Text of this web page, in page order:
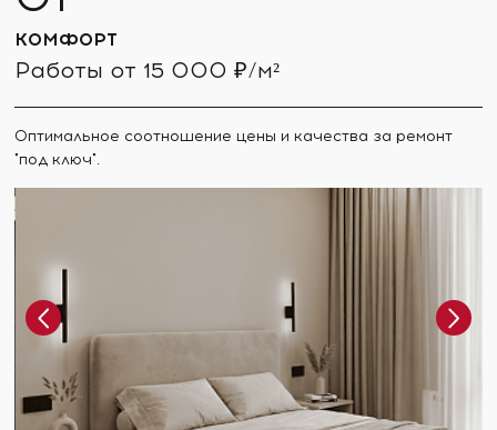
КОМФОРТ
Работы от 15 000 ₽/м²
Оптимальное соотношение цены и качества за ремонт
"под ключ".